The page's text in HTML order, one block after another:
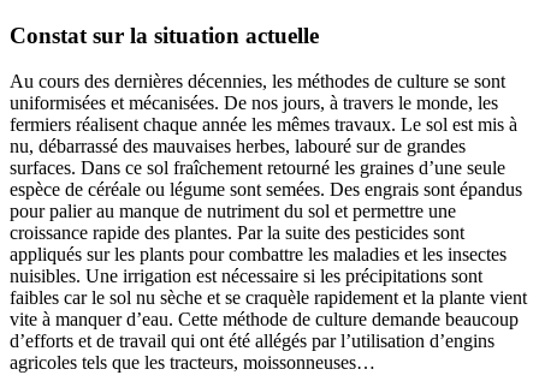
Constat sur la situation actuelle
Au cours des dernières décennies, les méthodes de culture se sont
uniformisées et mécanisées. De nos jours, à travers le monde, les
fermiers réalisent chaque année les mêmes travaux. Le sol est mis à
nu, débarrassé des mauvaises herbes, labouré sur de grandes
surfaces. Dans ce sol fraîchement retourné les graines d’une seule
espèce de céréale ou légume sont semées. Des engrais sont épandus
pour palier au manque de nutriment du sol et permettre une
croissance rapide des plantes. Par la suite des pesticides sont
appliqués sur les plants pour combattre les maladies et les insectes
nuisibles. Une irrigation est nécessaire si les précipitations sont
faibles car le sol nu sèche et se craquèle rapidement et la plante vient
vite à manquer d’eau. Cette méthode de culture demande beaucoup
d’efforts et de travail qui ont été allégés par l’utilisation d’engins
agricoles tels que les tracteurs, moissonneuses…